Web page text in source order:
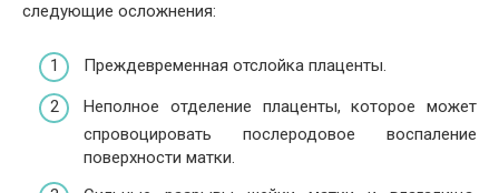
следующие осложнения:
Преждевременная отслойка плаценты.
Неполное отделение плаценты, которое может
спровоцировать послеродовое воспаление
поверхности матки.